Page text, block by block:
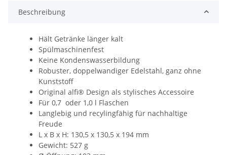
Beschreibung
Hält Getränke länger kalt
Spülmaschinenfest
Keine Kondenswasserbildung
Robuster, doppelwandiger Edelstahl, ganz ohne
Kunststoff
Original alfi® Design als stylisches Accessoire
Für 0,7 oder 1,0 l Flaschen
Langlebig und recylingfähig für nachhaltige
Freude
L x B x H: 130,5 x 130,5 x 194 mm
Gewicht: 527 g